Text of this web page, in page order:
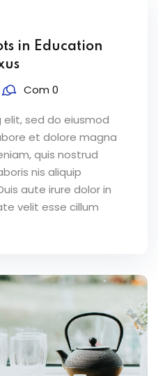
in Education
Com 0
sed do eiusmod
et dolore magna
quis nostrud
nis aliquip
aute irure dolor in
velit esse cillum